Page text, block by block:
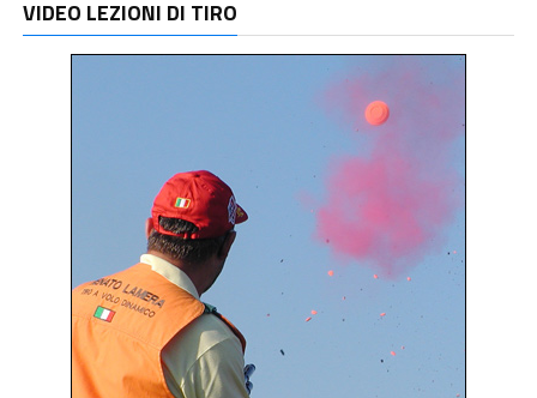
VIDEO LEZIONI DI TIRO